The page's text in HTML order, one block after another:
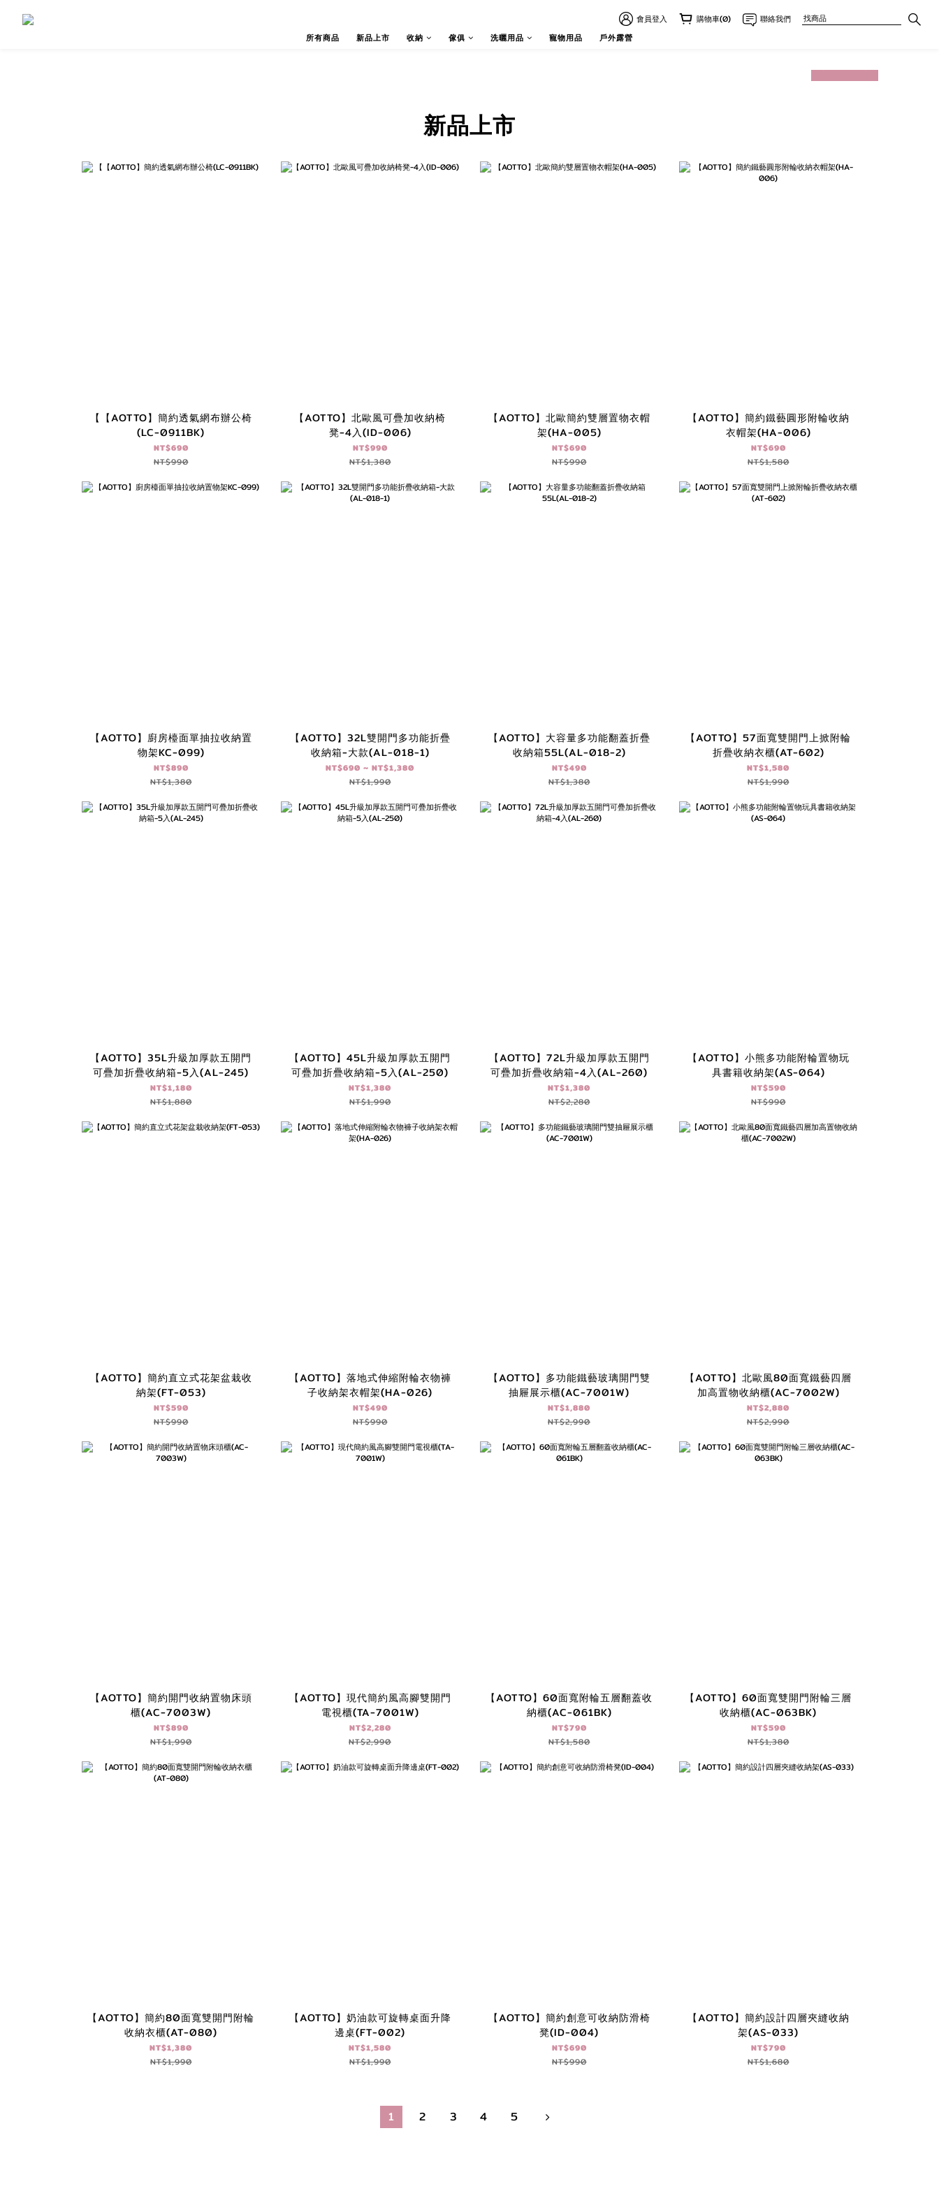
會員登入 購物車(0)
聯絡我們
所有商品
新品上市 收納 傢俱 洗曬用品 寵物用品 戶外露營
prev next
新品上市
【【AOTTO】簡約透氣網布辦公椅
(LC-0911BK)
NT$690
NT$990
【AOTTO】北歐風可疊加收納椅
凳-4入(ID-006)
NT$990
NT$1,380
【AOTTO】北歐簡約雙層置物衣帽
架(HA-005)
NT$690
NT$990
【AOTTO】簡約鐵藝圓形附輪收納
衣帽架(HA-006)
NT$690
NT$1,580
【AOTTO】廚房檯面單抽拉收納置
物架KC-099)
NT$890
NT$1,380
【AOTTO】32L雙開門多功能折疊
收納箱-大款(AL-018-1)
NT$690 ~ NT$1,380
NT$1,990
【AOTTO】大容量多功能翻蓋折疊
收納箱55L(AL-018-2)
NT$490
NT$1,380
【AOTTO】57面寬雙開門上掀附輪
折疊收納衣櫃(AT-602)
NT$1,580
NT$1,990
【AOTTO】35L升級加厚款五開門
可疊加折疊收納箱-5入(AL-245)
NT$1,180
NT$1,880
【AOTTO】45L升級加厚款五開門
可疊加折疊收納箱-5入(AL-250)
NT$1,380
NT$1,990
【AOTTO】72L升級加厚款五開門
可疊加折疊收納箱-4入(AL-260)
NT$1,380
NT$2,280
【AOTTO】小熊多功能附輪置物玩
具書籍收納架(AS-064)
NT$590
NT$990
【AOTTO】簡約直立式花架盆栽收
納架(FT-053)
NT$590
NT$990
【AOTTO】落地式伸縮附輪衣物褲
子收納架衣帽架(HA-026)
NT$490
NT$990
【AOTTO】多功能鐵藝玻璃開門雙
抽屜展示櫃(AC-7001W)
NT$1,880
NT$2,990
【AOTTO】北歐風80面寬鐵藝四層
加高置物收納櫃(AC-7002W)
NT$2,880
NT$2,990
【AOTTO】簡約開門收納置物床頭
櫃(AC-7003W)
NT$890
NT$1,990
【AOTTO】現代簡約風高腳雙開門
電視櫃(TA-7001W)
NT$2,280
NT$2,990
【AOTTO】60面寬附輪五層翻蓋收
納櫃(AC-061BK)
NT$790
NT$1,580
【AOTTO】60面寬雙開門附輪三層
收納櫃(AC-063BK)
NT$590
NT$1,380
【AOTTO】簡約80面寬雙開門附輪
收納衣櫃(AT-080)
NT$1,380
NT$1,990
【AOTTO】奶油款可旋轉桌面升降
邊桌(FT-002)
NT$1,580
NT$1,990
【AOTTO】簡約創意可收納防滑椅
凳(ID-004)
NT$690
NT$990
【AOTTO】簡約設計四層夾縫收納
架(AS-033)
NT$790
NT$1,680
1 2 3 4 5